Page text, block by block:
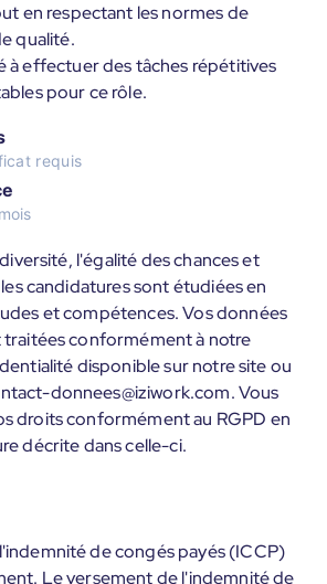
en respectant les normes de
qualité.
à effectuer des tâches répétitives
pour ce rôle.
requis
l'égalité des chances et
candidatures sont étudiées en
et compétences. Vos données
traitées conformément à notre
disponible sur notre site ou
donnees@iziwork.com. Vous
droits conformément au RGPD en
décrite dans celle-ci.
de congés payés (ICCP)
Le versement de l'indemnité de